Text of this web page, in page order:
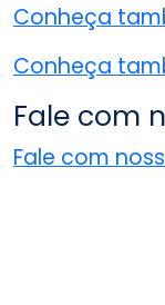
Conheça
Conheça
Fale com
Fale com